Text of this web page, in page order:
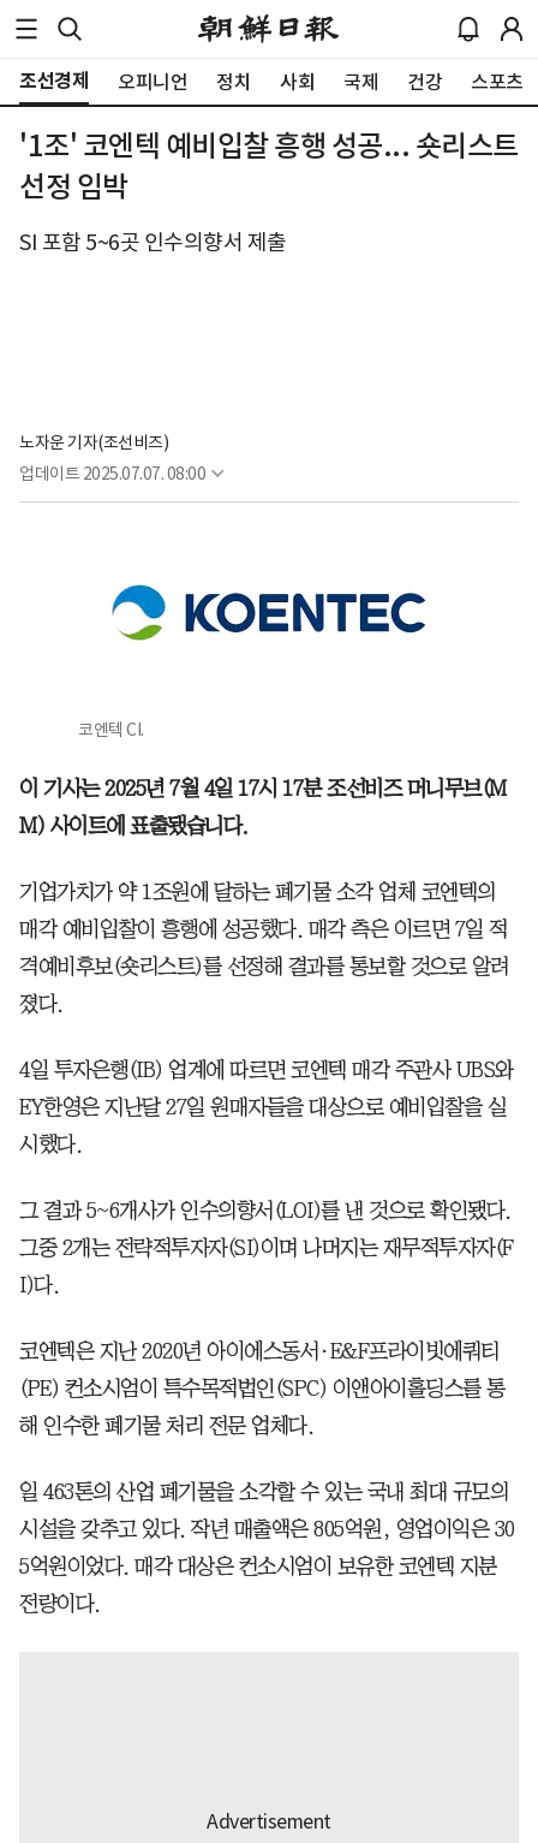
조선경제 오피니언 정치 사회 국제 건강 스포츠
'1조' 코엔텍 예비입찰 흥행 성공... 숏리스트
선정 임박
SI 포함 5~6곳 인수의향서 제출
노자운 기자(조선비즈)
업데이트 2025.07.07. 08:00
코엔텍 CI.
이 기사는 2025년 7월 4일 17시 17분 조선비즈 머니무브(M
M) 사이트에 표출됐습니다.
기업가치가 약 1조원에 달하는 폐기물 소각 업체 코엔텍의
매각 예비입찰이 흥행에 성공했다. 매각 측은 이르면 7일 적
격예비후보(숏리스트)를 선정해 결과를 통보할 것으로 알려
졌다.
4일 투자은행(IB) 업계에 따르면 코엔텍 매각 주관사 UBS와
EY한영은 지난달 27일 원매자들을 대상으로 예비입찰을 실
시했다.
그 결과 5~6개사가 인수의향서(LOI)를 낸 것으로 확인됐다.
그중 2개는 전략적투자자(SI)이며 나머지는 재무적투자자(F
I)다.
코엔텍은 지난 2020년 아이에스동서·E&F프라이빗에쿼티
(PE) 컨소시엄이 특수목적법인(SPC) 이앤아이홀딩스를 통
해 인수한 폐기물 처리 전문 업체다.
일 463톤의 산업 폐기물을 소각할 수 있는 국내 최대 규모의
시설을 갖추고 있다. 작년 매출액은 805억원, 영업이익은 30
5억원이었다. 매각 대상은 컨소시엄이 보유한 코엔텍 지분
전량이다.